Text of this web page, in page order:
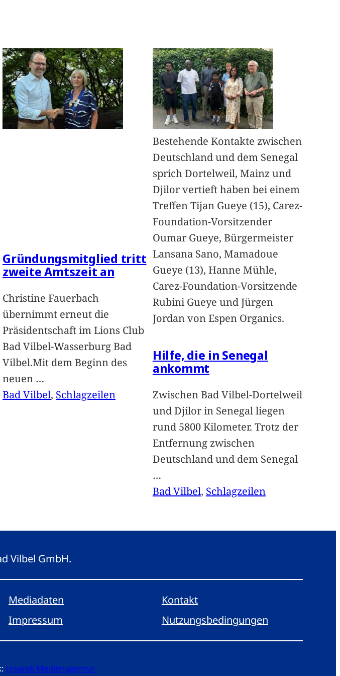
Gründungsmitglied tritt
zweite Amtszeit an
Christine Fauerbach
übernimmt erneut die
Präsidentschaft im Lions Club
Bad Vilbel-Wasserburg Bad
Vilbel.Mit dem Beginn des
neuen …
Bad Vilbel, Schlagzeilen
Bestehende Kontakte zwischen
Deutschland und dem Senegal
sprich Dortelweil, Mainz und
Djilor vertieft haben bei einem
Treffen Tijan Gueye (15), Carez-
Foundation-Vorsitzender
Oumar Gueye, Bürgermeister
Lansana Sano, Mamadoue
Gueye (13), Hanne Mühle,
Carez-Foundation-Vorsitzende
Rubini Gueye und Jürgen
Jordan von Espen Organics.
Hilfe, die in Senegal
ankommt
Zwischen Bad Vilbel-Dortelweil
und Djilor in Senegal liegen
rund 5800 Kilometer. Trotz der
Entfernung zwischen
Deutschland und dem Senegal
…
Bad Vilbel, Schlagzeilen
Vilbel GmbH.
Mediadaten
Kontakt
Impressum Nutzungsbedingungen
creandi Medienagentur